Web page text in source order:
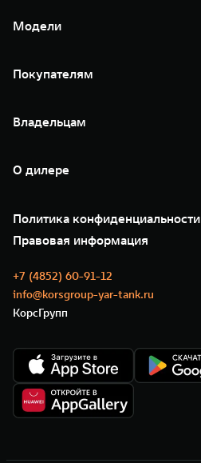
Модели
TANK 400
TANK 500
Покупателям
Тест-драйв
TANK Финансы
Корпоративным клиентам
Зарядные станции
Владельцам
Помощь на дороге
Новые цифровые сервисы TANK
Сервис
Нулевое ТО
Моторные масла
О дилере
35 лет GWM
GWM ТЕХ ДЕНЬ
Новости
Политика конфиденциальности
Правовая информация
+7 (4852) 60-91-12
info@korsgroup-yar-tank.ru
КорсГрупп